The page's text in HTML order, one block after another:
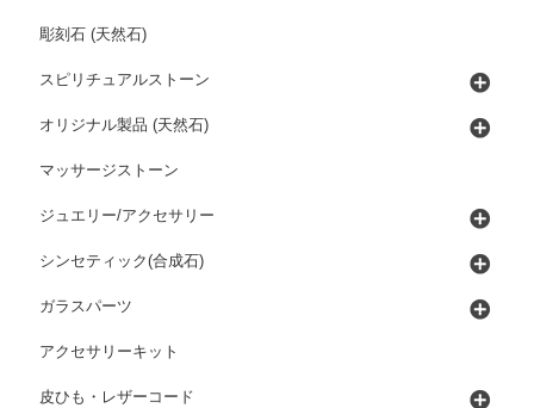
彫刻石 (天然石)
スピリチュアルストーン
オリジナル製品 (天然石)
マッサージストーン
ジュエリー/アクセサリー
シンセティック(合成石)
ガラスパーツ
アクセサリーキット
皮ひも・レザーコード